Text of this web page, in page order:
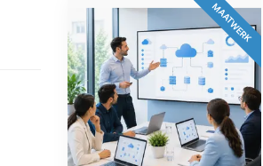
MAATWERK